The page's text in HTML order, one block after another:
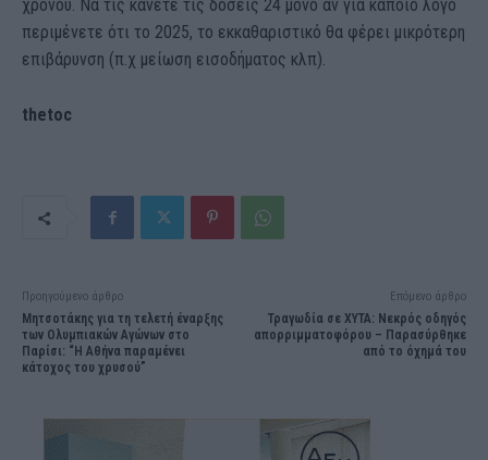
χρόνου. Να τις κάνετε τις δόσεις 24 μόνο αν για κάποιο λόγο
περιμένετε ότι το 2025, το εκκαθαριστικό θα φέρει μικρότερη
επιβάρυνση (π.χ μείωση εισοδήματος κλπ).
thetoc
Προηγούμενο άρθρο
Μητσοτάκης για τη τελετή έναρξης
των Ολυμπιακών Αγώνων στο
Παρίσι: “Η Αθήνα παραμένει
κάτοχος του χρυσού”
Επόμενο άρθρο
Τραγωδία σε ΧΥΤΑ: Νεκρός οδηγός
απορριμματοφόρου – Παρασύρθηκε
από το όχημά του